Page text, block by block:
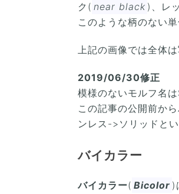
ク( near black )、レ
このような柄のない
上記の画像では全体
2019/06/30修正
模様のないモルフ名
この記事の公開前か
ンレス->ソリッドと
バイカラー
バイカラー( Bicolor )